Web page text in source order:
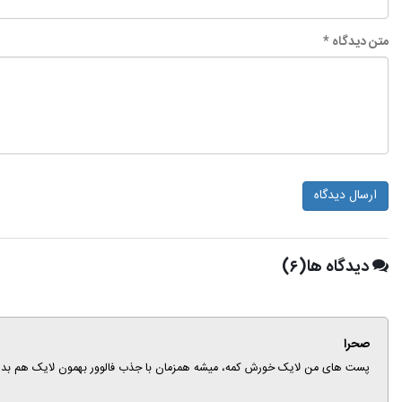
متن دیدگاه *
ارسال دیدگاه
دیدگاه ها(۶)
صحرا
پست های من لایک خورش کمه، میشه همزمان با جذب فالوور بهمون لایک هم